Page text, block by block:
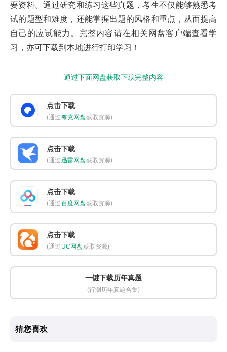
要资料。通过研究和练习这些真题，考生不仅能够熟悉考
试的题型和难度，还能掌握出题的风格和重点，从而提高
自己的应试能力。完整内容请在相关网盘客户端查看学
习，亦可下载到本地进行打印学习！
—— 通过下面网盘获取下载完整内容 ——
点击下载
(通过夸克网盘获取资源)
点击下载
(通过迅雷网盘获取资源)
点击下载
(通过百度网盘获取资源)
点击下载
(通过 UC网盘获取资源)
一键下载历年真题
(行测历年真题合集)
猜您喜欢